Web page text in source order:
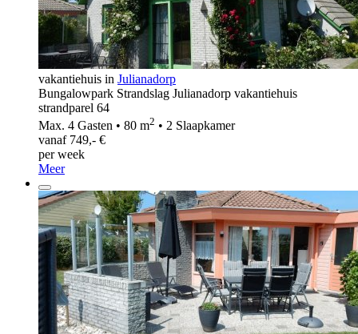
vakantiehuis in Julianadorp
Bungalowpark Strandslag Julianadorp vakantiehuis
strandparel 64
Max. 4 Gasten • 80 m2 • 2 Slaapkamer
vanaf 749,- €
per week
Meer